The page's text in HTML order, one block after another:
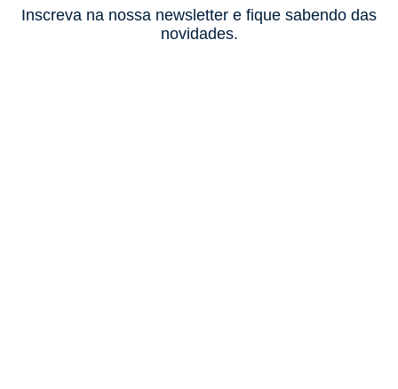
Inscreva na nossa newsletter e fique sabendo das
novidades.